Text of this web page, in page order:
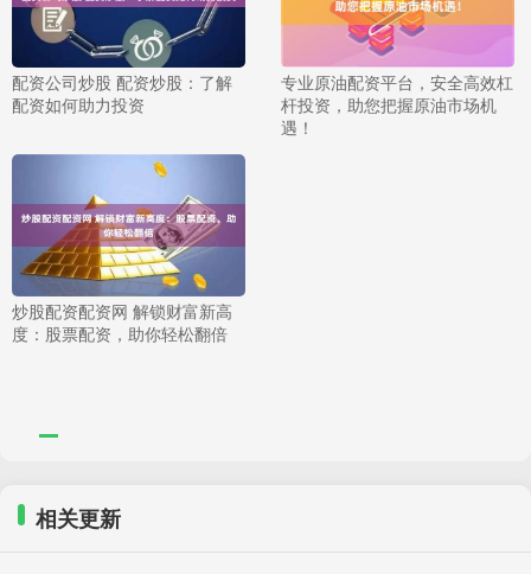
配资公司炒股 配资炒股：了解
配资如何助力投资
专业原油配资平台，安全高效杠
杆投资，助您把握原油市场机
遇！
炒股配资配资网 解锁财富新高
度：股票配资，助你轻松翻倍
相关更新